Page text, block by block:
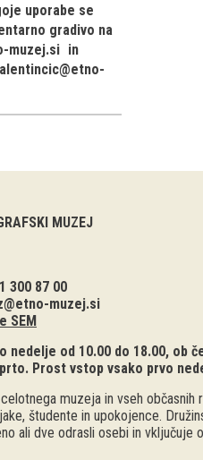
uporabe se
gradivo na
muzej.si in
MUZEJ
300 87 00
muzej.si
SEM
nedelje od 10.00 do 18.00, ob
Prost vstop vsako prvo
muzeja in vseh občasnih
študente in upokojence.
ali dve odrasli osebi in vključuje